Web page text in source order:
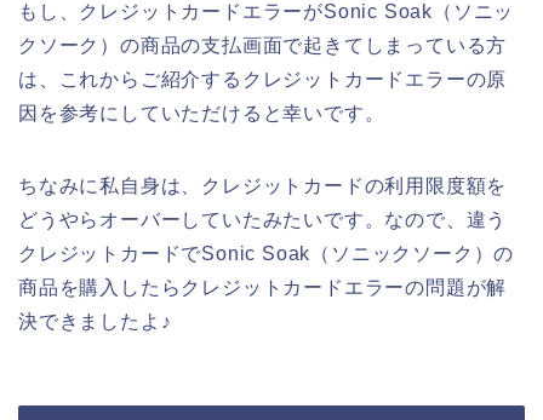
もし、クレジットカードエラーがSonic Soak（ソニッ
クソーク）の商品の支払画面で起きてしまっている方
は、これからご紹介するクレジットカードエラーの原
因を参考にしていただけると幸いです。
ちなみに私自身は、クレジットカードの利用限度額を
どうやらオーバーしていたみたいです。なので、違う
クレジットカードでSonic Soak（ソニックソーク）の
商品を購入したらクレジットカードエラーの問題が解
決できましたよ♪